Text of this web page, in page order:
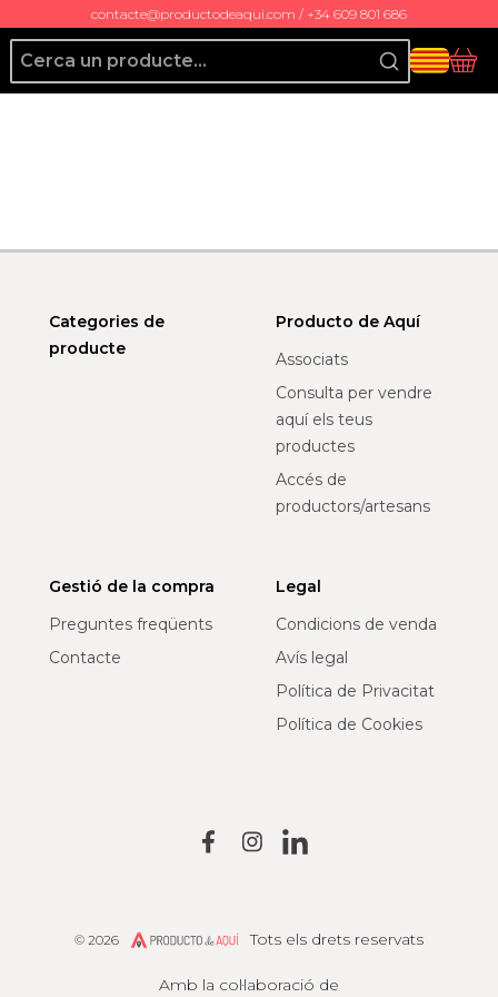
contacte@productodeaqui.com / +34 609 801 686
Producto de Aquí
Categories de
producte
Producto de Aquí
Associats
Consulta per vendre
aquí els teus
productes
Accés de
productors/artesans
Gestió de la compra
Preguntes freqüents
Contacte
Legal
Condicions de venda
Avís legal
Política de Privacitat
Política de Cookies
Amb la col·laboració de
© 2026 Producto de AquíTots els drets reservats